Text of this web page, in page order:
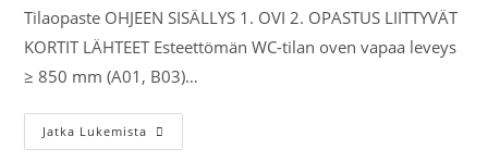
Tilaopaste OHJEEN SISÄLLYS 1. OVI 2. OPASTUS LIITTYVÄT
KORTIT LÄHTEET Esteettömän WC-tilan oven vapaa leveys
≥ 850 mm (A01, B03)…
Jatka Lukemista